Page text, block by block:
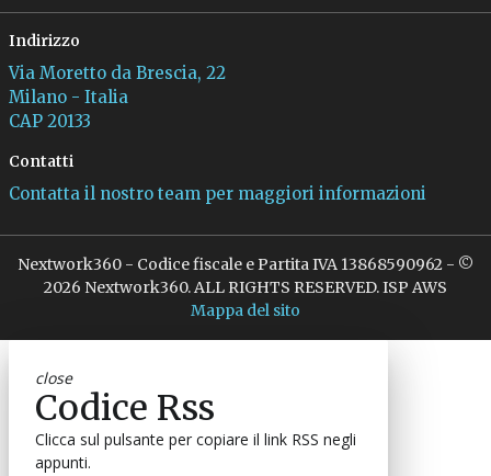
Indirizzo
Via Moretto da Brescia, 22
Milano - Italia
CAP 20133
Contatti
Contatta il nostro team per maggiori informazioni
Nextwork360 - Codice fiscale e Partita IVA 13868590962 - ©
2026 Nextwork360. ALL RIGHTS RESERVED. ISP AWS
Mappa del sito
close
Codice Rss
Clicca sul pulsante per copiare il link RSS negli
appunti.